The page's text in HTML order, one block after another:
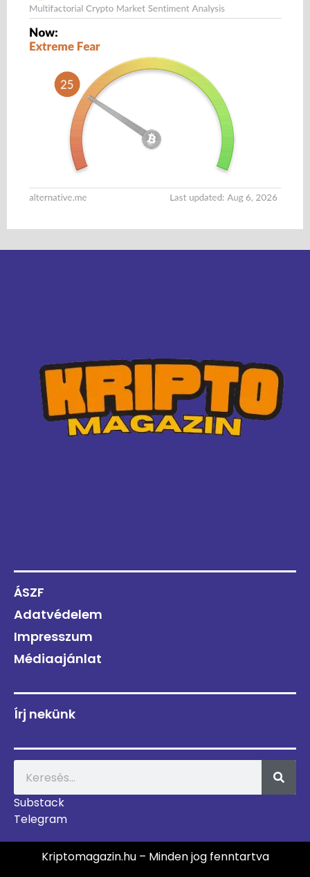
ÁSZF
Adatvédelem
Impresszum
Médiaajánlat
Írj nekünk
Substack
Telegram
Kriptomagazin.hu – Minden jog fenntartva